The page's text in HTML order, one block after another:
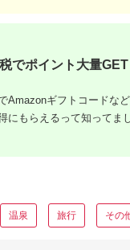
でポイント大量GET
Amazonギフトコードなど
にもらえるって知ってま
温泉 旅行 その